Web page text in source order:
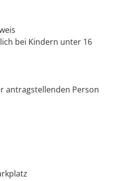
bei Kindern unter 16
antragstellenden Person